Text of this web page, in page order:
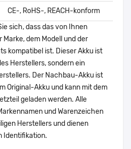
CE-, RoHS-, REACH-konform
sich, dass das von Ihnen
dem Modell und der
kompatibel ist. Dieser Akku ist
Herstellers, sondern ein
Der Nachbau-Akku ist
Original-Akku und kann mit dem
geladen werden. Alle
und Warenzeichen
Herstellers und dienen
Identifikation.